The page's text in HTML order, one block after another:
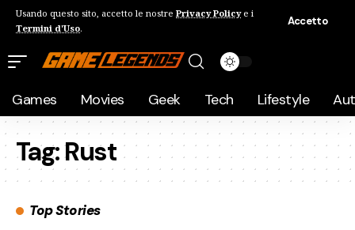
Usando questo sito, accetto le nostre Privacy Policye i
Termini d'Uso.
Accetto
Games Movies Geek Tech Lifestyle
Tag:Rust
Top Stories